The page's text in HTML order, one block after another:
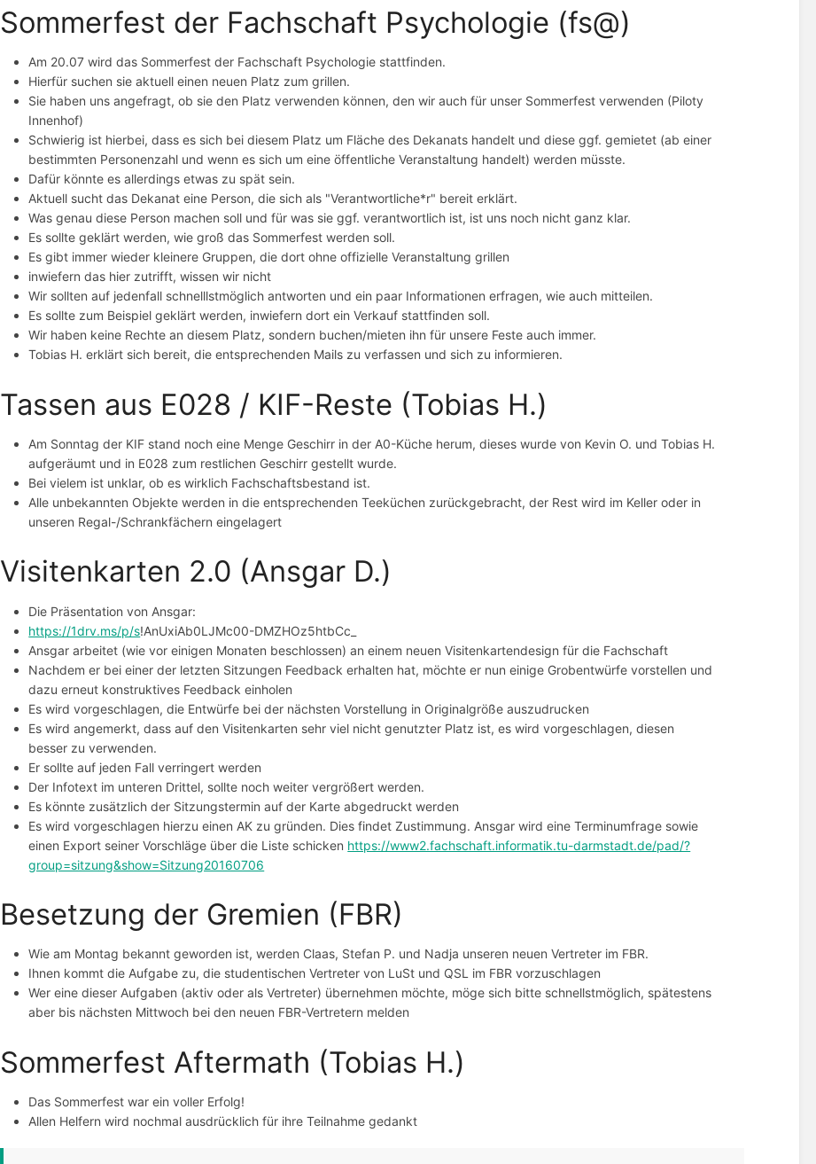
Sommerfest der Fachschaft Psychologie (fs@)
Am 20.07 wird das Sommerfest der Fachschaft Psychologie stattfinden.
Hierfür suchen sie aktuell einen neuen Platz zum grillen.
Sie haben uns angefragt, ob sie den Platz verwenden können, den wir auch für unser Sommerfest verwenden (Piloty
Innenhof)
Schwierig ist hierbei, dass es sich bei diesem Platz um Fläche des Dekanats handelt und diese ggf. gemietet (ab einer
bestimmten Personenzahl und wenn es sich um eine öffentliche Veranstaltung handelt) werden müsste.
Dafür könnte es allerdings etwas zu spät sein.
Aktuell sucht das Dekanat eine Person, die sich als "Verantwortliche*r" bereit erklärt.
Was genau diese Person machen soll und für was sie ggf. verantwortlich ist, ist uns noch nicht ganz klar.
Es sollte geklärt werden, wie groß das Sommerfest werden soll.
Es gibt immer wieder kleinere Gruppen, die dort ohne offizielle Veranstaltung grillen
inwiefern das hier zutrifft, wissen wir nicht
Wir sollten auf jedenfall schnelllstmöglich antworten und ein paar Informationen erfragen, wie auch mitteilen.
Es sollte zum Beispiel geklärt werden, inwiefern dort ein Verkauf stattfinden soll.
Wir haben keine Rechte an diesem Platz, sondern buchen/mieten ihn für unsere Feste auch immer.
Tobias H. erklärt sich bereit, die entsprechenden Mails zu verfassen und sich zu informieren.
Tassen aus E028 / KIF-Reste (Tobias H.)
Am Sonntag der KIF stand noch eine Menge Geschirr in der A0-Küche herum, dieses wurde von Kevin O. und Tobias H.
aufgeräumt und in E028 zum restlichen Geschirr gestellt wurde.
Bei vielem ist unklar, ob es wirklich Fachschaftsbestand ist.
Alle unbekannten Objekte werden in die entsprechenden Teeküchen zurückgebracht, der Rest wird im Keller oder in
unseren Regal-/Schrankfächern eingelagert
Visitenkarten 2.0 (Ansgar D.)
Die Präsentation von Ansgar:
https://1drv.ms/p/s!AnUxiAb0LJMc00-DMZHOz5htbCc_
Ansgar arbeitet (wie vor einigen Monaten beschlossen) an einem neuen Visitenkartendesign für die Fachschaft
Nachdem er bei einer der letzten Sitzungen Feedback erhalten hat, möchte er nun einige Grobentwürfe vorstellen und
dazu erneut konstruktives Feedback einholen
Es wird vorgeschlagen, die Entwürfe bei der nächsten Vorstellung in Originalgröße auszudrucken
Es wird angemerkt, dass auf den Visitenkarten sehr viel nicht genutzter Platz ist, es wird vorgeschlagen, diesen
besser zu verwenden.
Er sollte auf jeden Fall verringert werden
Der Infotext im unteren Drittel, sollte noch weiter vergrößert werden.
Es könnte zusätzlich der Sitzungstermin auf der Karte abgedruckt werden
Es wird vorgeschlagen hierzu einen AK zu gründen. Dies findet Zustimmung. Ansgar wird eine Terminumfrage sowie
einen Export seiner Vorschläge über die Liste schicken https://www2.fachschaft.informatik.tu-darmstadt.de/pad/?
group=sitzung&show=Sitzung20160706
Besetzung der Gremien (FBR)
Wie am Montag bekannt geworden ist, werden Claas, Stefan P. und Nadja unseren neuen Vertreter im FBR.
Ihnen kommt die Aufgabe zu, die studentischen Vertreter von LuSt und QSL im FBR vorzuschlagen
Wer eine dieser Aufgaben (aktiv oder als Vertreter) übernehmen möchte, möge sich bitte schnellstmöglich, spätestens
aber bis nächsten Mittwoch bei den neuen FBR-Vertretern melden
Sommerfest Aftermath (Tobias H.)
Das Sommerfest war ein voller Erfolg!
Allen Helfern wird nochmal ausdrücklich für ihre Teilnahme gedankt